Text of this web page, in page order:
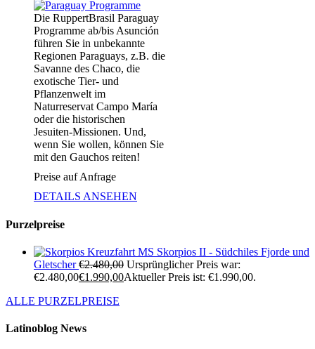
Die RuppertBrasil Paraguay
Programme ab/bis Asunción
führen Sie in unbekannte
Regionen Paraguays, z.B. die
Savanne des Chaco, die
exotische Tier- und
Pflanzenwelt im
Naturreservat Campo María
oder die historischen
Jesuiten-Missionen. Und,
wenn Sie wollen, können Sie
mit den Gauchos reiten!
Preise auf Anfrage
DETAILS ANSEHEN
Purzelpreise
Kreuzfahrt MS Skorpios II - Südchiles Fjorde und
Gletscher €2.480,00 Ursprünglicher Preis war:
€2.480,00€1.990,00Aktueller Preis ist: €1.990,00.
ALLE PURZELPREISE
Latinoblog News